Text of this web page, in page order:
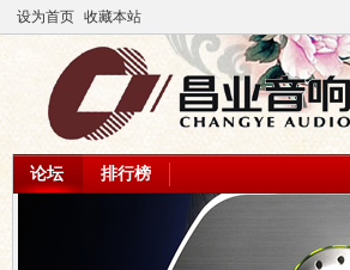
设为首页 收藏本站
论坛 排行榜